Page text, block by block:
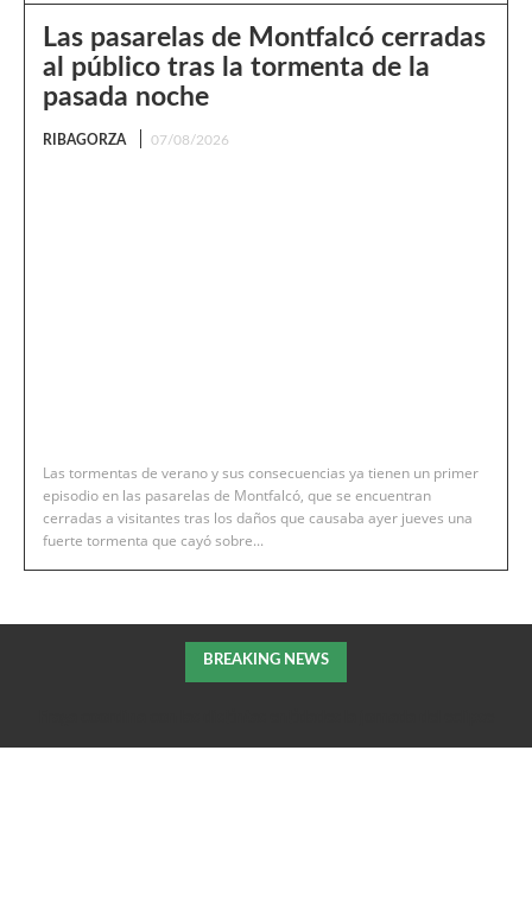
Las pasarelas de Montfalcó cerradas
al público tras la tormenta de la
pasada noche
RIBAGORZA 07/08/2026
Las tormentas de verano y sus consecuencias ya tienen un primer
episodio en las pasarelas de Montfalcó, que se encuentran
cerradas a visitantes tras los daños que causaba ayer jueves una
fuerte tormenta que cayó sobre...
BREAKING NEWS